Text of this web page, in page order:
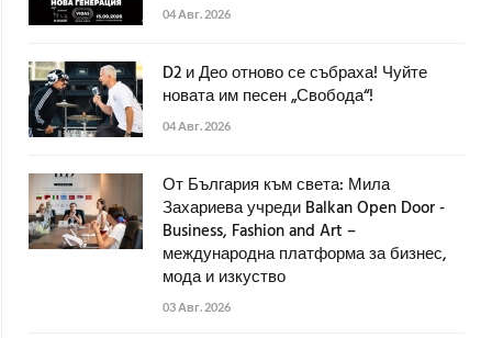
04 Авг. 2026
D2 и Део отново се събраха! Чуйте
новата им песен „Свобода“!
04 Авг. 2026
От България към света: Мила
Захариева учреди Balkan Open Door -
Business, Fashion and Art –
международна платформа за бизнес,
мода и изкуство
03 Авг. 2026